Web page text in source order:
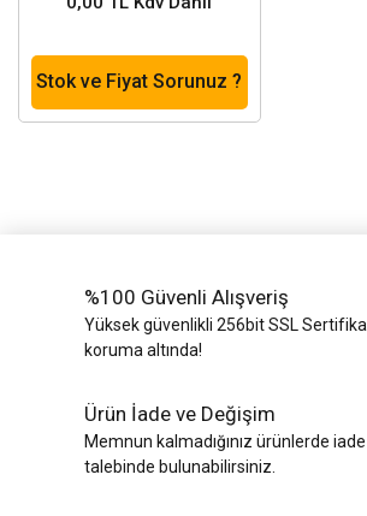
Stok ve Fiyat Sorunuz ?
%100 Güvenli Alışveriş
Yüksek güvenlikli 256bit SSL
koruma altında!
Ürün İade ve Değişim
Memnun kalmadığınız ürünlerde
talebinde bulunabilirsiniz.